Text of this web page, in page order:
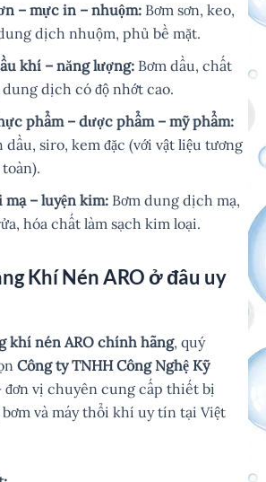
– mực in – nhuộm: Bơm sơn, keo,
dịch nhuộm, phủ bề mặt.
khí – năng lượng: Bơm dầu, chất
dịch có độ nhớt cao.
phẩm – dược phẩm – mỹ phẩm:
dầu, siro, kem đặc (với vật liệu tương
mạ – luyện kim: Bơm dung dịch mạ,
hóa chất làm sạch kim loại.
Khí Nén ARO ở đâu uy
khí nén ARO chính hãng, quý
Công ty TNHH Công Nghệ Kỹ
vị chuyên cung cấp thiết bị
và máy thổi khí uy tín tại Việt